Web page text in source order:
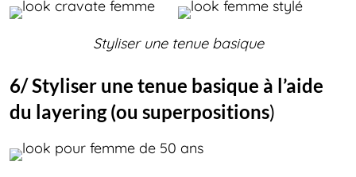
Styliser une tenue basique
6/ Styliser une tenue basique à l’aide
du layering (ou superpositions)